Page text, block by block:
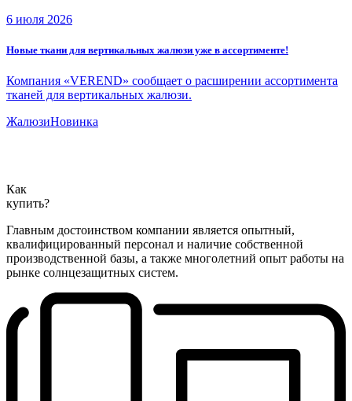
6 июля 2026
Новые ткани для вертикальных жалюзи уже в ассортименте!
Компания «VEREND» сообщает о расширении ассортимента
тканей для вертикальных жалюзи.
ЖалюзиНовинка
Как
купить?
Главным достоинством компании является опытный,
квалифицированный персонал и наличие собственной
производственной базы, а также многолетний опыт работы на
рынке солнцезащитных систем.